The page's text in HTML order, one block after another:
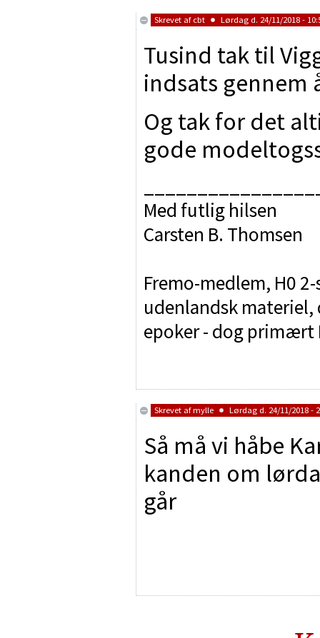
Skrevet af cbt Lørdag d. 24/11/2018 -
Tusind tak til
indsats gennem
Og tak for det
gode
Med futlig hilsen
Carsten B. Thomsen
Fremo-medlem, H0
udenlandsk
epoker - dog primært
Skrevet afmylle Lørdag d. 24/11/2018 -
Så må vi håbe
kanden om
går